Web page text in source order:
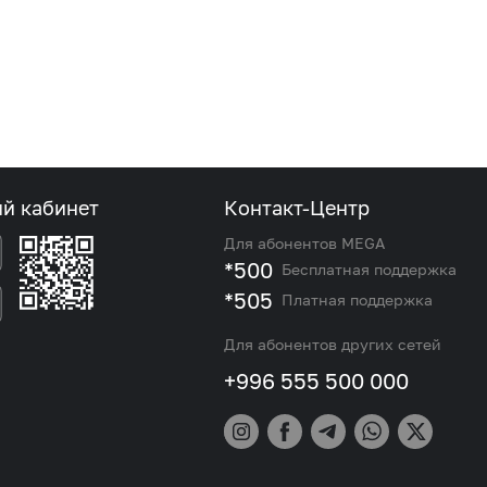
Доставка SIM
Работа в MEGA
кабинет Контакт-Центр
Для абонентов MEGA
*500 Бесплатная поддержка
*505 Платная поддержка
Для абонентов других сетей
+996 555 500 000